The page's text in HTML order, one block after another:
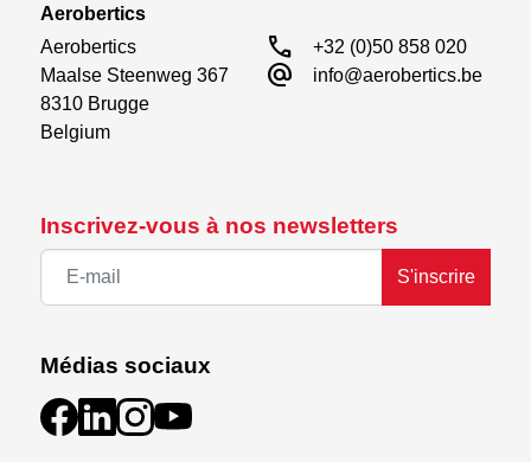
Inscrivez-vous à nos newsletters
S'inscrire
Médias sociaux
Aerobertics
Aerobertics
Maalse Steenweg 367
8310 Brugge
Belgium
call +32 (0)50 858 020
alternate_email info@aerobertics.be